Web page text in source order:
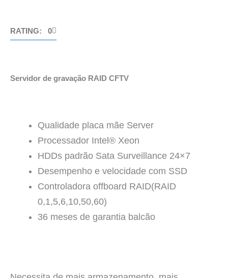
RATING: 0
Servidor de gravação RAID CFTV
Qualidade placa mãe Server
Processador Intel® Xeon
HDDs padrão Sata Surveillance 24×7
Desempenho e velocidade com SSD
Controladora offboard RAID(RAID
0,1,5,6,10,50,60)
36 meses de garantia balcão